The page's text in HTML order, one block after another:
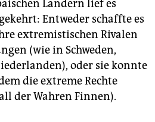
Ländern lief es
Entweder schaffte es
extremistischen Rivalen
(wie in Schweden,
oder sie konnte
die extreme Rechte
der Wahren Finnen).